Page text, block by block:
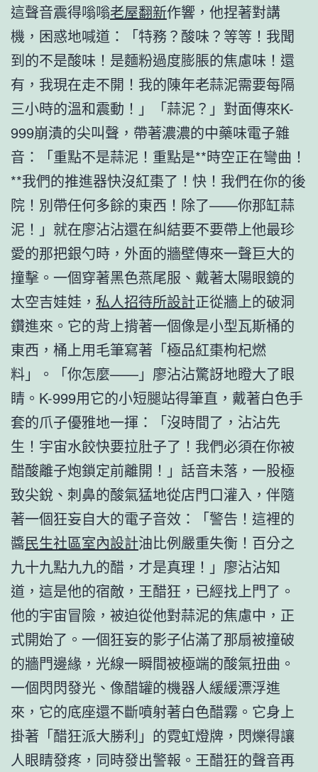
這聲音震得嗡嗡老屋翻新作響，他捏著對講
機，困惑地喊道：「特務？酸味？等等！我聞
到的不是酸味！是麵粉過度膨脹的焦慮味！還
有，我現在走不開！我的陳年老蒜泥需要每隔
三小時的溫和震動！」「蒜泥？」對面傳來K-
999崩潰的尖叫聲，帶著濃濃的中藥味電子雜
音：「重點不是蒜泥！重點是**時空正在彎曲！
**我們的推進器快沒紅棗了！快！我們在你的後
院！別帶任何多餘的東西！除了——你那缸蒜
泥！」就在廖沾沾還在糾結要不要帶上他最珍
愛的那把銀勺時，外面的牆壁傳來一聲巨大的
撞擊。一個穿著黑色燕尾服、戴著太陽眼鏡的
太空吉娃娃， 私人招待所設計正從牆上的破洞
鑽進來。它的背上揹著一個像是小型瓦斯桶的
東西，桶上用毛筆寫著「極品紅棗枸杞燃
料」。「你怎麼——」廖沾沾驚訝地瞪大了眼
睛。K-999用它的小短腿站得筆直，戴著白色手
套的爪子優雅地一揮：「沒時間了，沾沾先
生！宇宙水餃快要拉肚子了！我們必須在你被
醋酸離子炮鎖定前離開！」話音未落，一股極
致尖銳、刺鼻的酸氣猛地從店門口灌入，伴隨
著一個狂妄自大的電子音效：「警告！這裡的
醬民生社區室內設計油比例嚴重失衡！百分之
九十九點九九的醋，才是真理！」廖沾沾知
道，這是他的宿敵，王醋狂，已經找上門了。
他的宇宙冒險，被迫從他對蒜泥的焦慮中，正
式開始了。一個狂妄的影子佔滿了那扇被撞破
的牆門邊緣，光線一瞬間被極端的酸氣扭曲。
一個閃閃發光、像醋罐的機器人緩緩漂浮進
來，它的底座還不斷噴射著白色醋霧。它身上
掛著「醋狂派大勝利」的霓虹燈牌，閃爍得讓
人眼睛發疼，同時發出警報。王醋狂的聲音再